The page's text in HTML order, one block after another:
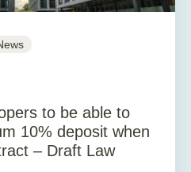
to be able to
10% deposit when
– Draft Law